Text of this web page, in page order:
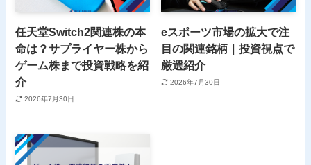
任天堂Switch2関連株の本
命は？サプライヤー株から
ゲーム株まで投資戦略を紹
介
2026年7月30日
eスポーツ市場の拡大で注
目の関連銘柄｜投資視点で
厳選紹介
2026年7月30日